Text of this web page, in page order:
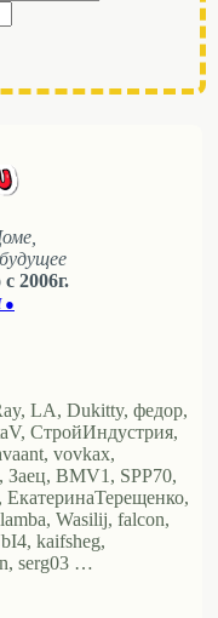
2006г.
●
LA, Dukitty, федор,
СтройИндустрия,
vovkax,
BMV1, SPP70,
Wasilij, falcon,
kaifsheg,
serg03 …